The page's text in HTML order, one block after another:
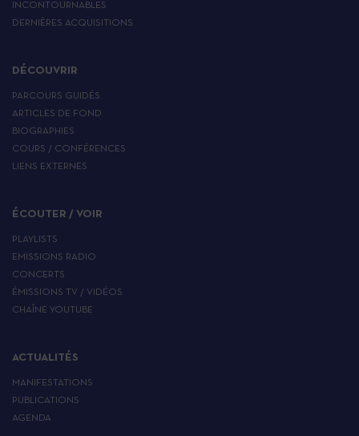
INCONTOURNABLES
DERNIÈRES ACQUISITIONS
DÉCOUVRIR
PARCOURS GUIDÉS
ARTICLES DE FOND
BIOGRAPHIES
COURS / CONFÉRENCES
LIENS EXTERNES
ÉCOUTER / VOIR
PLAYLISTS
EMISSIONS RADIO
CONCERTS
ÉMISSIONS TV / VIDÉOS
CHAÎNE YOUTUBE
ACTUALITÉS
MANIFESTATIONS
PUBLICATIONS
AGENDA